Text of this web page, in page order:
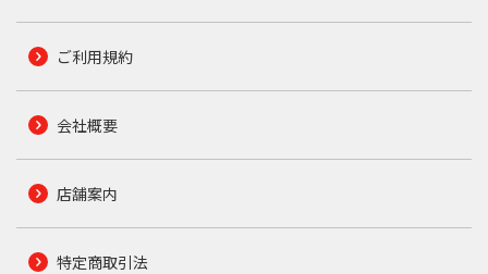
ご利用規約
会社概要
店舗案内
特定商取引法